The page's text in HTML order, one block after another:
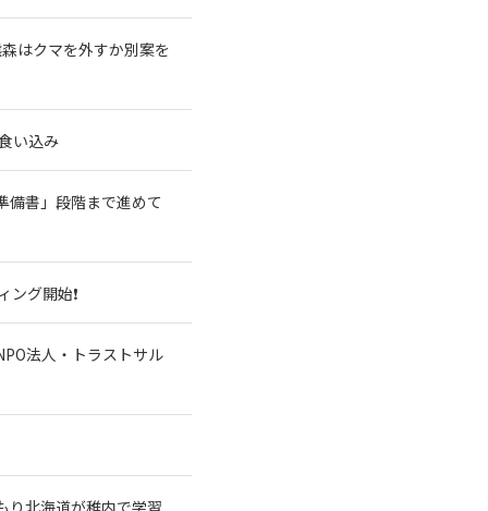
はクマを外すか別案を
い込み
書」段階まで進めて
グ開始❗
法人・トラストサル
北海道が稚内で学習